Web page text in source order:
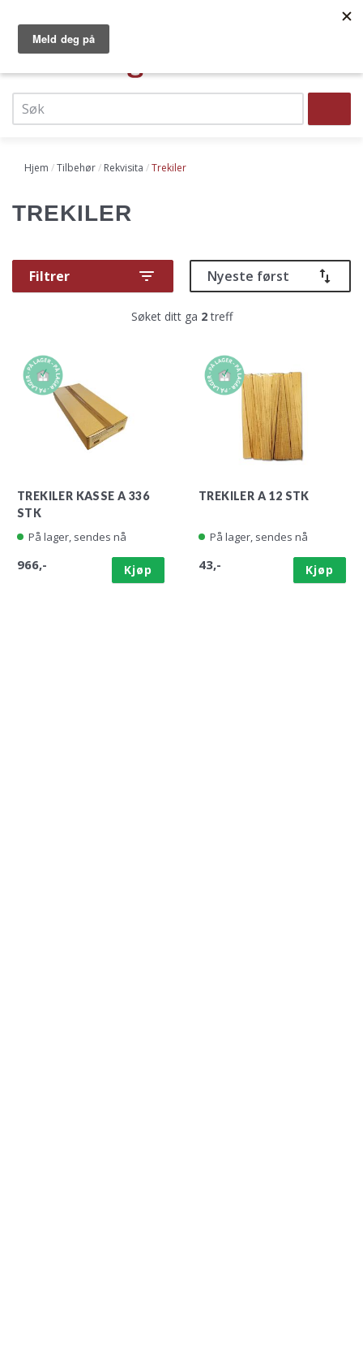
hovedinnhold
navigation
Header
Hjem Tilbehør Rekvisita Trekiler
TREKILER
Søket ditt ga 2treff
TREKILER KASSE A 336
STK
På lager, sendes nå
966,- Kjøp
TREKILER A 12 STK
På lager, sendes nå
43,- Kjøp